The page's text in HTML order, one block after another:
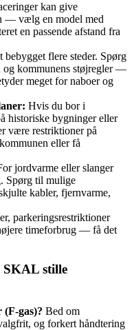
kan give
— vælg en model med
en passende afstand fra
flere steder. Spørg
og kommunens støjregler —
meget for naboer og
Hvis du bor i
historiske bygninger eller
være restriktioner på
eller få
jordvarme eller slanger
Spørg til mulige
kabler, fjernvarme,
parkeringsrestriktioner
timeforbrug — få det
SKAL stille
Bed om
og forkert håndtering